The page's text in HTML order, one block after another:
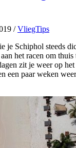
/ VliegTips
je Schiphol steeds
het racen om
zit je weer op
een paar weken